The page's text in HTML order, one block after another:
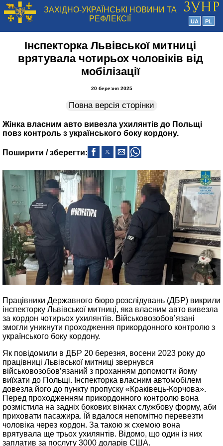
ЗАХІДНО-УКРАЇНСЬКІ НОВИНИ ТА
РЕФЛЕКСІЇ
UA PL
Інспекторка Львівської митниці
врятувала чотирьох чоловіків від
мобілізації
20 березня 2025
Повна версія сторінки
Жінка власним авто вивезла ухилянтів до Польщі
повз контроль з українського боку кордону.
Поширити / зберегти:
Працівники Державного бюро розслідувань (ДБР) викрили
інспекторку Львівської митниці, яка власним авто вивезла
за кордон чотирьох ухилянтів. Військовозобов’язані
змогли уникнути проходження прикордонного контролю з
українського боку кордону.
Як повідомили в ДБР 20 березня, восени 2023 року до
працівниці Львівської митниці звернувся
військовозобов’язаний з проханням допомогти йому
виїхати до Польщі. Інспекторка власним автомобілем
довезла його до пункту пропуску «Краківець-Корчова».
Перед проходженням прикордонного контролю вона
розмістила на задніх бокових вікнах службову форму, аби
приховати пасажира. Їй вдалося непомітно перевезти
чоловіка через кордон. За такою ж схемою вона
врятувала ще трьох ухилянтів. Відомо, що один із них
заплатив за послугу 3000 доларів США.